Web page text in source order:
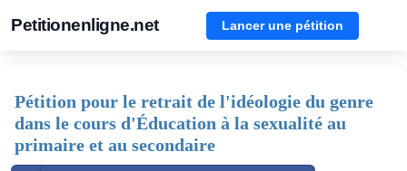
Petitionenligne.net Lancer une pétition
Pétition pour le retrait de l'idéologie du genre
dans le cours d'Éducation à la sexualité au
primaire et au secondaire